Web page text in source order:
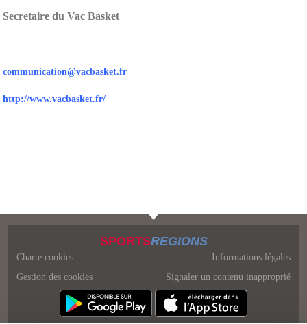
Secretaire du Vac Basket
communication@vacbasket.fr
http://www.vacbasket.fr/
SPORTSREGIONS
Charte cookies
Gestion des cookies
Informations légales
Signaler un contenu inapproprié